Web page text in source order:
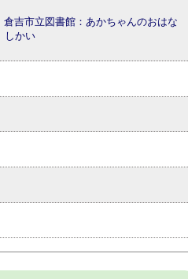
倉吉市立図書館：あかちゃんのおはな
しかい